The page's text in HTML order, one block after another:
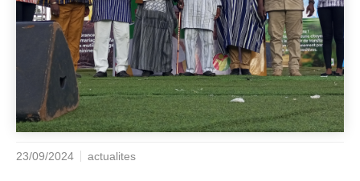
23/09/2024 actualites